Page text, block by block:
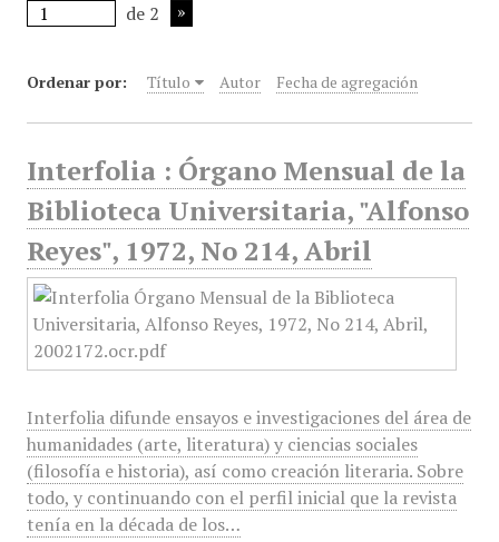
de 2
Ordenar por: Título Autor Fecha de agregación
Interfolia : Órgano Mensual de la
Biblioteca Universitaria, "Alfonso
Reyes", 1972, No 214, Abril
Interfolia difunde ensayos e investigaciones del área de
humanidades (arte, literatura) y ciencias sociales
(filosofía e historia), así como creación literaria. Sobre
todo, y continuando con el perfil inicial que la revista
tenía en la década de los…